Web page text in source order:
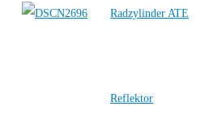
Radzylinder ATE
Reflektor